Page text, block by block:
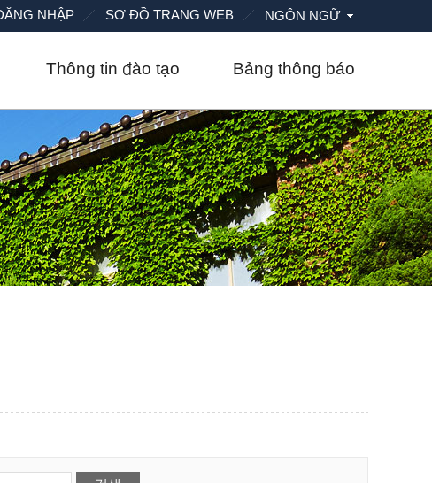
NHẬP SƠ ĐỒ TRANG WEB NGÔN NGỮ
Thông tin đào tạo Bảng thông báo